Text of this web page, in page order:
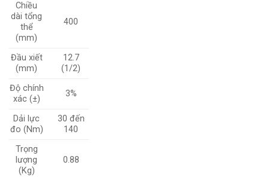
Chiều
dài tổng
thể
(mm)
400
Đầu xiết
(mm)
12.7
(1/2)
Độ chính
xác (±)
3%
Dải lực
đo (Nm)
30 đến
140
Trọng
lượng
(Kg)
0.88